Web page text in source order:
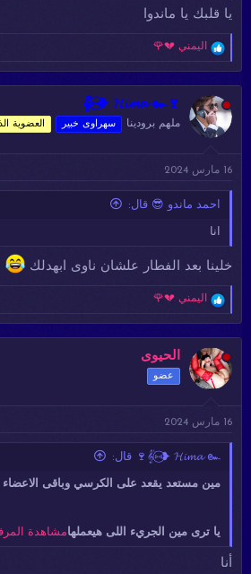
يا قلبك يا ماندوا
ت
ف
ا
ع
ل
:
اليمني 💔🌹
𝄟⑅⃝❥ 𝓗𝓲𝓶𝓪 ๛🍷
ملهم برودينا سهراوى خبير العضوية
16 مارس 2024
احمد ماندو 😎 قال:
انا
خلينا بعد الفطار علشان ناوى ابهدلك
ت
ف
ا
ع
ل
:
اليمني 💔🌹
الحيوى
عضو
16 مارس 2024
𝄟⑅⃝❥ 𝓗𝓲𝓶𝓪 ๛🍷 قال:
مين مستعد يقعد على الكرسي وباقى الاعضاء
يا ترى مين الجريء اللى هيعملهامشاهدة المرفق
أنا